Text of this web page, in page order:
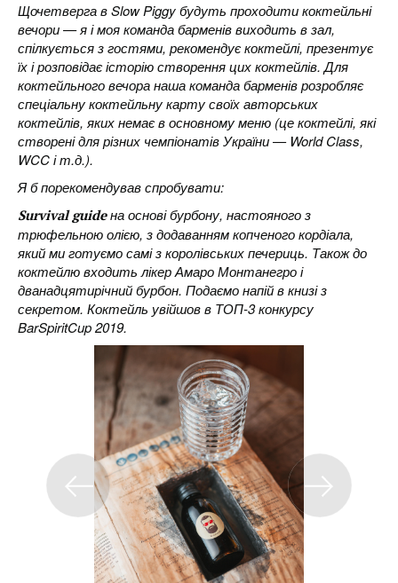
Щочетверга в Slow Piggy будуть проходити коктейльні
вечори — я і моя команда барменів виходить в зал,
спілкується з гостями, рекомендує коктейлі, презентує
їх і розповідає історію створення цих коктейлів. Для
коктейльного вечора наша команда барменів розробляє
спеціальну коктейльну карту своїх авторських
коктейлів, яких немає в основному меню (це коктейлі, які
створені для різних чемпіонатів України — World Class,
WCC і т.д.).
Я б порекомендував спробувати:
Survival guideна основі бурбону, настояного з
трюфельною олією, з додаванням копченого кордіала,
який ми готуємо самі з королівських печериць. Також до
коктейлю входить лікер Амаро Монтанегро і
дванадцятирічний бурбон. Подаємо напій в книзі з
секретом. Коктейль увійшов в ТОП-3 конкурсу
BarSpiritCup 2019.